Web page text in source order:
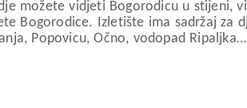
možete vidjeti Bogorodicu u stijeni,
Bogorodice. Izletište ima sadržaj
Popovicu, Očno, vodopad